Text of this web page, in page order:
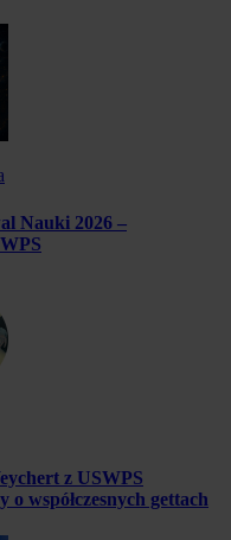
Nauki 2026 –
z USWPS
współczesnych gettach